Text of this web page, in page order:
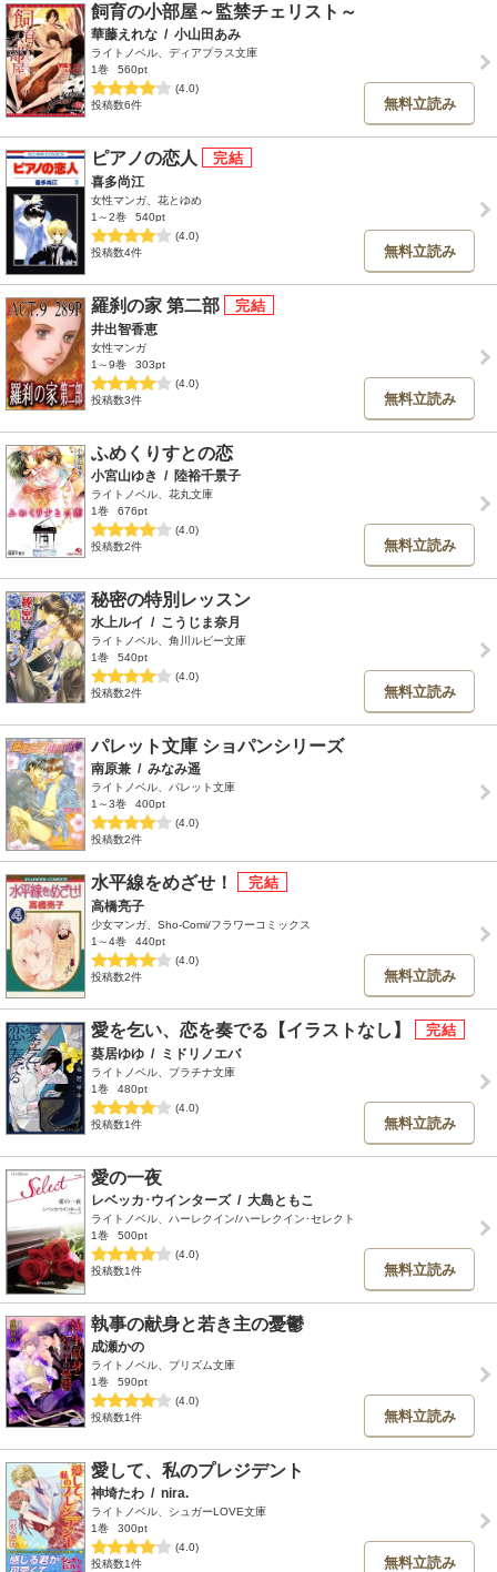
飼育の小部屋～監禁チェリスト～
華藤えれな / 小山田あみ
ライトノベル、ディアプラス文庫
1巻
560pt
(4.0)
投稿数6件
無料立読み
ピアノの恋人
喜多尚江
女性マンガ、花とゆめ
1～2巻
540pt
(4.0)
投稿数4件
無料立読み
羅刹の家 第二部
井出智香恵
女性マンガ
1～9巻
303pt
(4.0)
投稿数3件
無料立読み
ふめくりすとの恋
小宮山ゆき / 陸裕千景子
ライトノベル、花丸文庫
1巻
676pt
(4.0)
投稿数2件
無料立読み
秘密の特別レッスン
水上ルイ / こうじま奈月
ライトノベル、角川ルビー文庫
1巻
540pt
(4.0)
投稿数2件
無料立読み
パレット文庫 ショパンシリーズ
南原兼 / みなみ遥
ライトノベル、パレット文庫
1～3巻
400pt
(4.0)
投稿数2件
水平線をめざせ！
高橋亮子
少女マンガ、Sho-Comi/フラワーコミックス
1～4巻
440pt
(4.0)
投稿数2件
無料立読み
愛を乞い、恋を奏でる【イラストなし】
葵居ゆゆ / ミドリノエバ
ライトノベル、プラチナ文庫
1巻
480pt
(4.0)
投稿数1件
無料立読み
愛の一夜
レベッカ･ウインターズ / 大島ともこ
ライトノベル、ハーレクイン/ハーレクイン･セレクト
1巻
500pt
(4.0)
投稿数1件
無料立読み
執事の献身と若き主の憂鬱
成瀬かの
ライトノベル、プリズム文庫
1巻
590pt
(4.0)
投稿数1件
無料立読み
愛して、私のプレジデント
神埼たわ / nira.
ライトノベル、シュガーLOVE文庫
1巻
300pt
(4.0)
投稿数1件
無料立読み